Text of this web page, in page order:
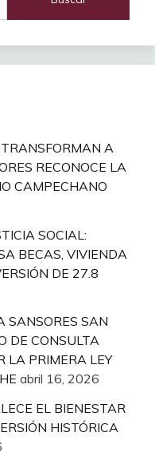
A
RECONOCE LA
CAMPECHANO
SOCIAL:
BECAS, VIVIENDA
DE 27.8
SANSORES SAN
DE CONSULTA
LA PRIMERA LEY
abril 16, 2026
EL BIENESTAR
HISTÓRICA